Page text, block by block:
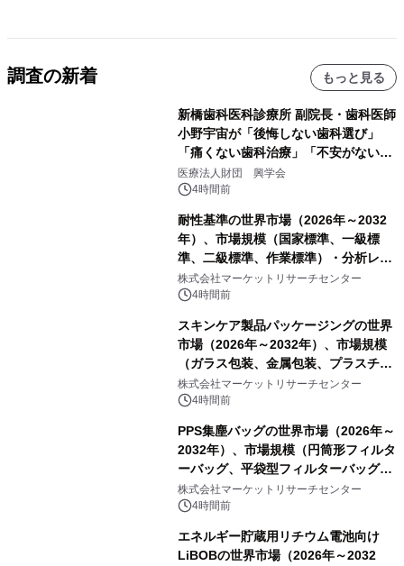
調査の新着 もっと見る
新橋歯科医科診療所 副院長・歯科医師
小野宇宙が「後悔しない歯科選び」
「痛くない歯科治療」「不安がない治
療計画」をテーマに専門監修
医療法人財団 興学会
4時間前
耐性基準の世界市場（2026年～2032
年）、市場規模（国家標準、一級標
準、二級標準、作業標準）・分析レポ
ートを発表
株式会社マーケットリサーチセンター
4時間前
スキンケア製品パッケージングの世界
市場（2026年～2032年）、市場規模
（ガラス包装、金属包装、プラスチッ
ク包装、その他）・分析レポートを発
表
株式会社マーケットリサーチセンター
4時間前
PPS集塵バッグの世界市場（2026年～
2032年）、市場規模（円筒形フィルタ
ーバッグ、平袋型フィルターバッグ、
プリーツフィルターバッグ、その
他）・分析レポートを発表
株式会社マーケットリサーチセンター
4時間前
エネルギー貯蔵用リチウム電池向け
LiBOBの世界市場（2026年～2032